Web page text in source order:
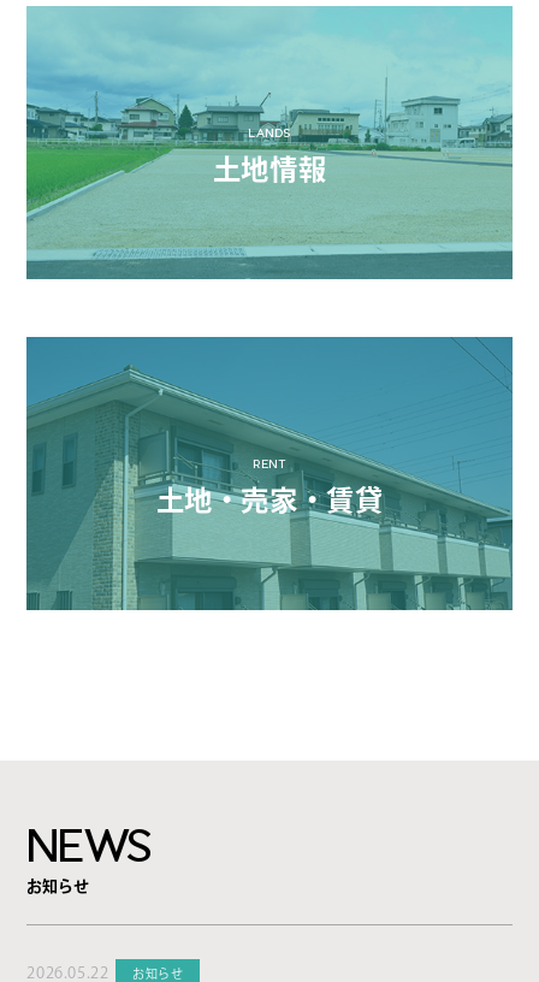
LANDS
土地情報
RENT
土地・売家・賃貸
NEWS
お知らせ
2026.05.22 お知らせ